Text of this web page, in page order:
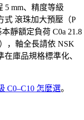
5 mm、精度等級
式 滾珠加大預壓（P
靜額定負荷 C0a 21.8
，軸全長請依 NSK
庫品規格標準化、
C0–C10 怎麼選。